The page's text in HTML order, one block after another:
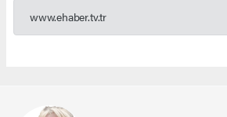
www.ehaber.tv.tr